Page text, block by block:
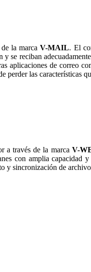
de la marcaV-MAIL. El
se reciban
aplicaciones de correo
perder las características
a través de la marca V-
con amplia capacidad
y sincronización de